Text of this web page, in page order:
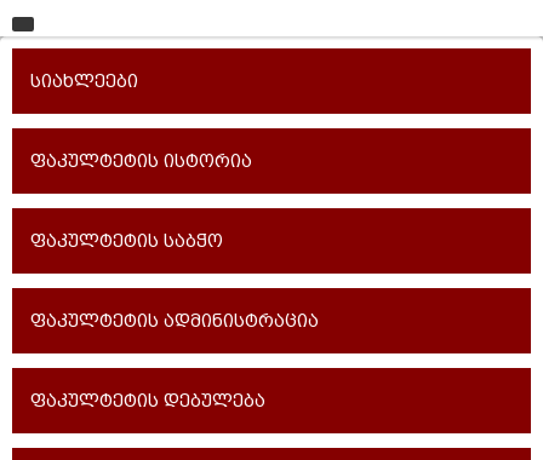
მთავარი
სწავლა
კვლევა
ინტერნაციონალიზაცია
სიახლეები
ფაკულტეტის ისტორია
ფაკულტეტის საბჭო
ფაკულტეტის ადმინისტრაცია
ფაკულტეტის დებულება